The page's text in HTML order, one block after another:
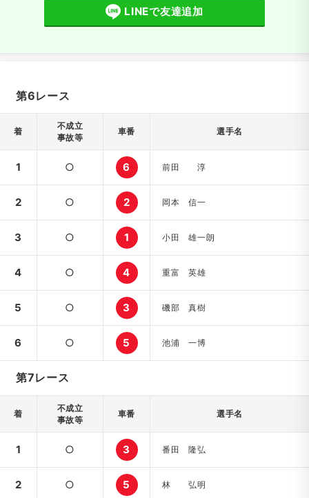
LINEで友達追加
第6レース
着
不成立
事故等
車番 選手名
1 ○ 6 前田 淳
2 ○ 2 岡本 信一
3 ○ 1 小田 雄一朗
4 ○ 4 重富 英雄
5 ○ 3 磯部 真樹
6 ○ 5 池浦 一博
第7レース
着
不成立
事故等
車番 選手名
1 ○ 3 番田 隆弘
2 ○ 5 林 弘明